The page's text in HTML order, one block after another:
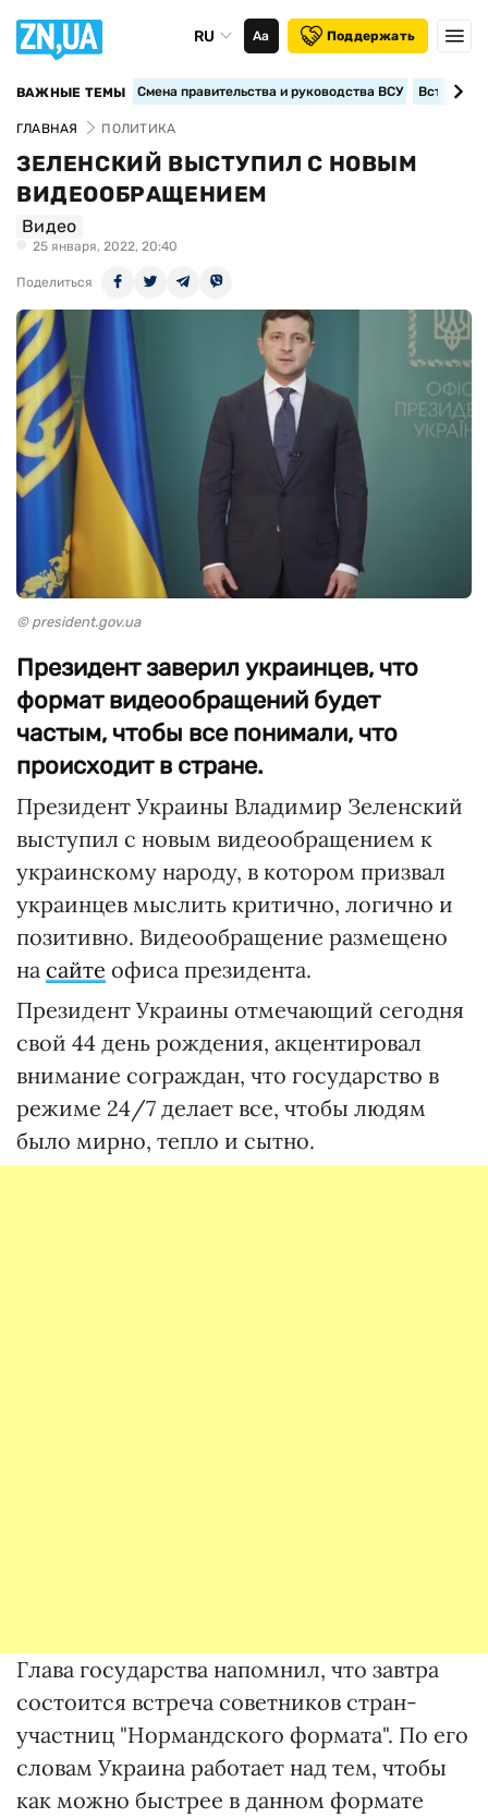
RU Аа Поддержать
ВАЖНЫЕ ТЕМЫ Смена правительства и руководства ВСУ
ГЛАВНАЯ ПОЛИТИКА
ЗЕЛЕНСКИЙ ВЫСТУПИЛ С НОВЫМ
ВИДЕООБРАЩЕНИЕМ
Видео
25 января, 2022, 20:40
Поделиться
© president.gov.ua
Президент заверил украинцев, что
формат видеообращений будет
частым, чтобы все понимали, что
происходит в стране.
Президент Украины Владимир Зеленский
выступил с новым видеообращением к
украинскому народу, в котором призвал
украинцев мыслить критично, логично и
позитивно. Видеообращение размещено
на сайте офиса президента.
Президент Украины отмечающий сегодня
свой 44 день рождения, акцентировал
внимание сограждан, что государство в
режиме 24/7 делает все, чтобы людям
было мирно, тепло и сытно.
Глава государства напомнил, что завтра
состоится встреча советников стран-
участниц "Нормандского формата". По его
словам Украина работает над тем, чтобы
как можно быстрее в данном формате